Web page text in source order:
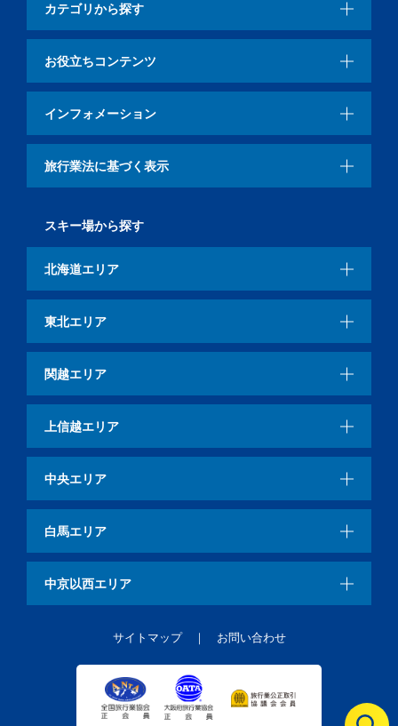
カテゴリから探す
お役立ちコンテンツ
インフォメーション
旅行業法に基づく表示
スキー場から探す
北海道エリア
東北エリア
関越エリア
上信越エリア
中央エリア
白馬エリア
中京以西エリア
サイトマップ お問い合わせ